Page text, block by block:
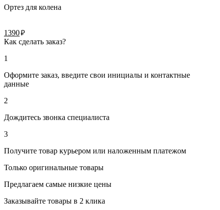
Ортез для колена
1390руб.
Как сделать заказ?
1
Оформите заказ, введите свои инициалы и контактные
данные
2
Дождитесь звонка специалиста
3
Получите товар курьером или наложенным платежом
Только оригинальные товары
Предлагаем самые низкие цены
Заказывайте товары в 2 клика